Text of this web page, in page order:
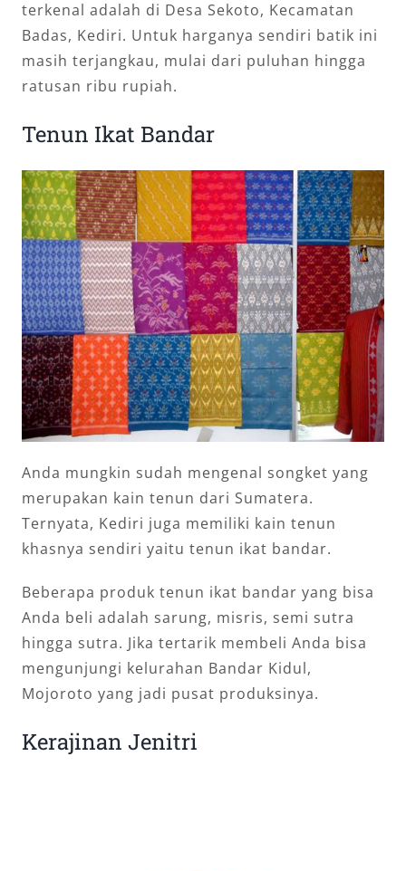
terkenal adalah di Desa Sekoto, Kecamatan
Badas, Kediri. Untuk harganya sendiri batik ini
masih terjangkau, mulai dari puluhan hingga
ratusan ribu rupiah.
Tenun Ikat Bandar
Anda mungkin sudah mengenal songket yang
merupakan kain tenun dari Sumatera.
Ternyata, Kediri juga memiliki kain tenun
khasnya sendiri yaitu tenun ikat bandar.
Beberapa produk tenun ikat bandar yang bisa
Anda beli adalah sarung, misris, semi sutra
hingga sutra. Jika tertarik membeli Anda bisa
mengunjungi kelurahan Bandar Kidul,
Mojoroto yang jadi pusat produksinya.
Kerajinan Jenitri